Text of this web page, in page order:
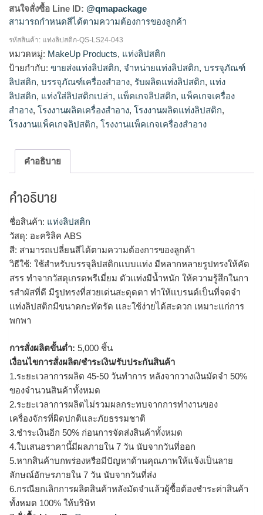
สนใจสั่งซื้อ Line ID: @qmapackage
สามารถกำหนดสีได้ตามความต้องการของลูกค้า
โรงงานผลิตแท่งลิปสติก,จำหน่ายแท่งลิปสติก,รับผลิตแท่ง
ลิปสติก,ขายส่งแท่งลิปสติก
รหัสสินค้า: แท่งลิปสติก-QS-LS24-043
หมวดหมู่: MakeUp Products, แท่งลิปสติก
ป้ายกำกับ: ขายส่งแท่งลิปสติก, จำหน่ายแท่งลิปสติก, บรรจุภัณฑ์
ลิปสติก, บรรจุภัณฑ์เครื่องสำอาง, รับผลิตแท่งลิปสติก, แท่ง
ลิปสติก, แท่งใส่ลิปสติกเปล่า, แพ็คเกจลิปสติก, แพ็คเกจเครื่อง
สำอาง, โรงงานผลิตเครื่องสำอาง, โรงงานผลิตแท่งลิปสติก,
โรงงานแพ็คเกจลิปสติก, โรงงานแพ็คเกจเครื่องสำอาง
คำอธิบาย
คำอธิบาย
ชื่อสินค้า: แท่งลิปสติก
วัสดุ: อะคริลิค ABS
สี: สามารถเปลี่ยนสีได้ตามความต้องการของลูกค้า
วิธีใช้: ใช้สำหรับบรรจุลิปสติกเเบบเเท่ง มีหลากหลายรูปทรงให้คัด
สรร ทำจากวัสดุเกรดพรีเมี่ยม ตัวเเท่งมีน้ำหนัก ให้ความรู้สึกในกา
รสำผัสที่ดี มีรูปทรงที่สวยเด่นสะดุดตา ทำให้เเบรนด์เป็นที่จดจำ
เเท่งลิปสติกมีขนาดกะทัดรัด เเละใช้ง่ายได้สะดวก เหมาะแก่การ
พกพา
การสั่งผลิตขั้นต่ำ: 5,000 ชิ้น
เงื่อนไขการสั่งผลิต/ชำระเงิน/รับประกันสินค้า
1.ระยะเวลาการผลิต 45-50 วันทำการ หลังจากวางเงินมัดจำ 50%
ของจำนวนสินค้าทั้งหมด
2.ระยะเวลาการผลิตไม่รวมผลกระทบจากการทำงานของ
เครื่องจักรที่ผิดปกติและภัยธรรมชาติ
3.ชำระเงินอีก 50% ก่อนการจัดส่งสินค้าทั้งหมด
4.ใบเสนอราคานี้มีผลภายใน 7 วัน นับจากวันที่ออก
5.หากสินค้าบกพร่องหรือมีปัญหาด้านคุณภาพให้แจ้งเป็นลาย
ลักษณ์อักษรภายใน 7 วัน นับจากวันที่ส่ง
6.กรณียกเลิกการผลิตสินค้าหลังมัดจำแล้วผู้ซื้อต้องชำระค่าสินค้า
ทั้งหมด 100% ให้บริษัท